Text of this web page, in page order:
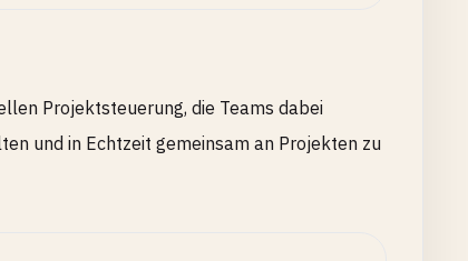
Projektsteuerung, die Teams dabei
und in Echtzeit gemeinsam an Projekten zu